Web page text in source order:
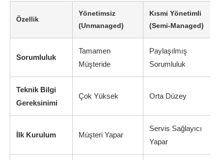
Özellik
Yönetimsiz
(Unmanaged)
Kısmi Yönetimli
(Semi-Managed)
Sorumluluk
Tamamen
Müşteride
Paylaşılmış
Sorumluluk
Teknik Bilgi
Gereksinimi
Çok Yüksek Orta Düzey
İlk Kurulum Müşteri Yapar
Servis Sağlayıcı
Yapar